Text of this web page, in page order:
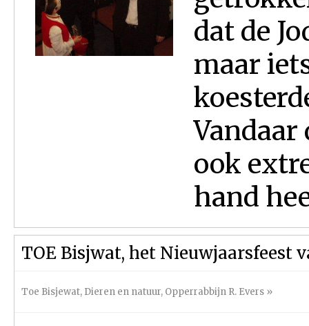
dat de
maar
Vandaar
ook
hand
TOE Bisjwat, het
Toe Bisjewat, Dieren en natuur, Opperrabbijn R. Evers »